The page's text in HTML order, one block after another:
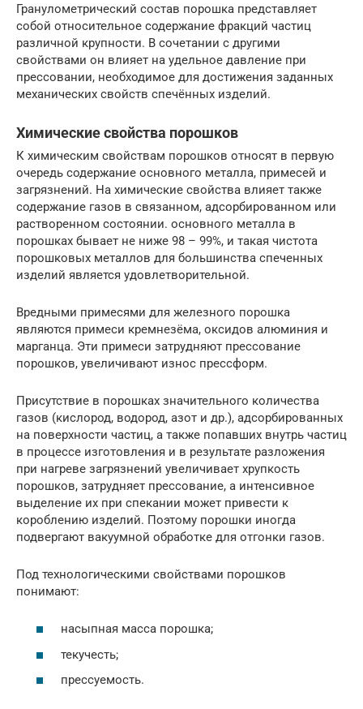
Гранулометрический состав порошка представляет
собой относительное содержание фракций частиц
различной крупности. В сочетании с другими
свойствами он влияет на удельное давление при
прессовании, необходимое для достижения заданных
механических свойств спечённых изделий.
Химические свойства порошков
К химическим свойствам порошков относят в первую
очередь содержание основного металла, примесей и
загрязнений. На химические свойства влияет также
содержание газов в связанном, адсорбированном или
растворенном состоянии. основного металла в
порошках бывает не ниже 98 – 99%, и такая чистота
порошковых металлов для большинства спеченных
изделий является удовлетворительной.
Вредными примесями для железного порошка
являются примеси кремнезёма, оксидов алюминия и
марганца. Эти примеси затрудняют прессование
порошков, увеличивают износ прессформ.
Присутствие в порошках значительного количества
газов (кислород, водород, азот и др.), адсорбированных
на поверхности частиц, а также попавших внутрь частиц
в процессе изготовления и в результате разложения
при нагреве загрязнений увеличивает хрупкость
порошков, затрудняет прессование, а интенсивное
выделение их при спекании может привести к
короблению изделий. Поэтому порошки иногда
подвергают вакуумной обработке для отгонки газов.
Под технологическими свойствами порошков
понимают:
насыпная масса порошка;
текучесть;
прессуемость.